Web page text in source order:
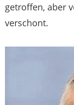
getroffen, aber
verschont.